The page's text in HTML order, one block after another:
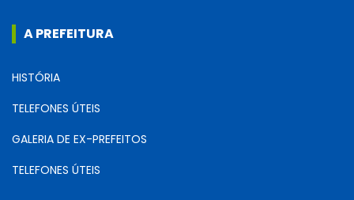
A PREFEITURA
HISTÓRIA
TELEFONES ÚTEIS
GALERIA DE EX-PREFEITOS
TELEFONES ÚTEIS